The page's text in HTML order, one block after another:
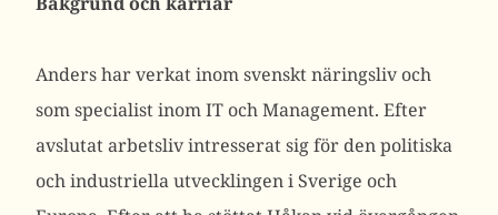
Anders har verkat inom svenskt näringsliv och
som specialist inom IT och Management. Efter
avslutat arbetsliv intresserat sig för den politiska
och industriella utvecklingen i Sverige och